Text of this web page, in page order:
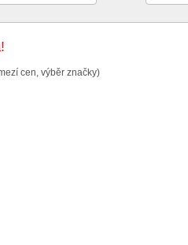
cen, výběr značky)